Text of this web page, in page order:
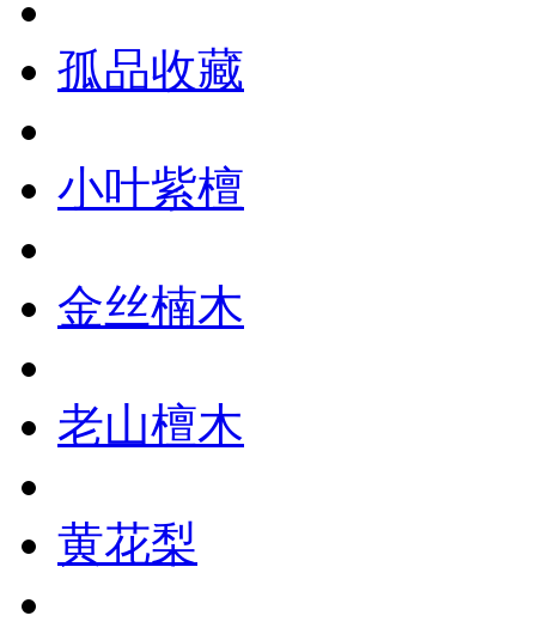
孤品收藏
小叶紫檀
金丝楠木
老山檀木
黄花梨